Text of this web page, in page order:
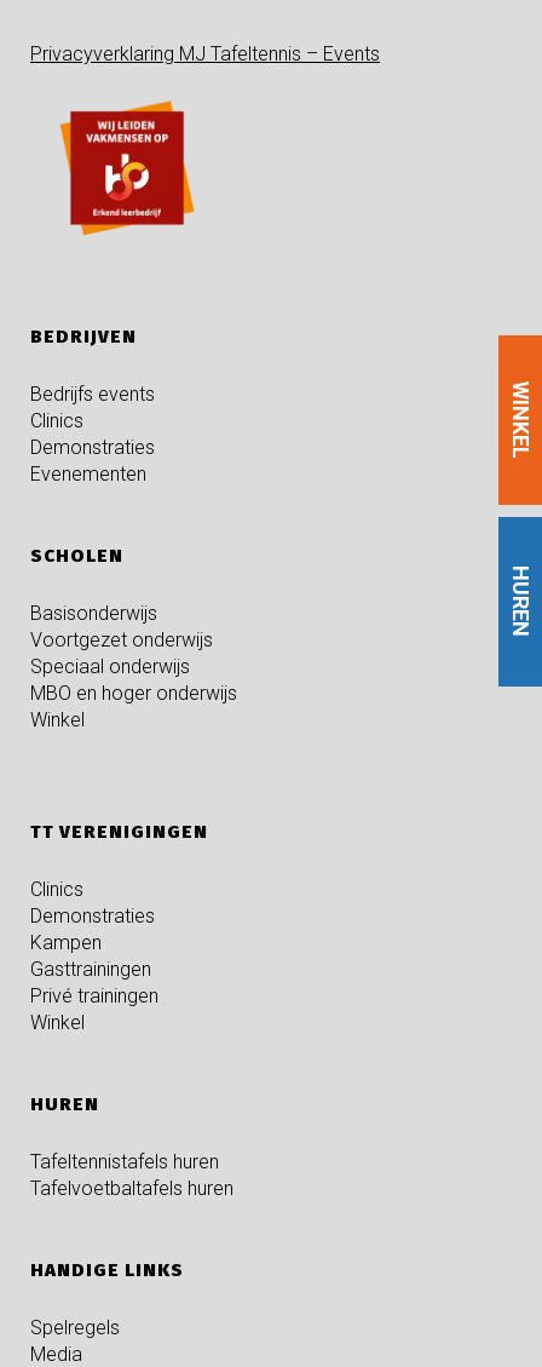
HUREN
WINKEL
Privacyverklaring MJ Tafeltennis – Events
BEDRIJVEN
Bedrijfs events
Clinics
Demonstraties
Evenementen
SCHOLEN
Basisonderwijs
Voortgezet onderwijs
Speciaal onderwijs
MBO en hoger onderwijs
Winkel
TT VERENIGINGEN
Clinics
Demonstraties
Kampen
Gasttrainingen
Privé trainingen
Winkel
HUREN
Tafeltennistafels huren
Tafelvoetbaltafels huren
HANDIGE LINKS
Spelregels
Media